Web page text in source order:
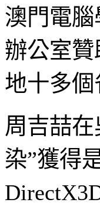
澳門電
辦公室
地十多
周吉喆
染”獲得